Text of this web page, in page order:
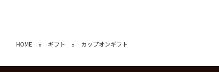
HOME » ギフト » カップオンギフト